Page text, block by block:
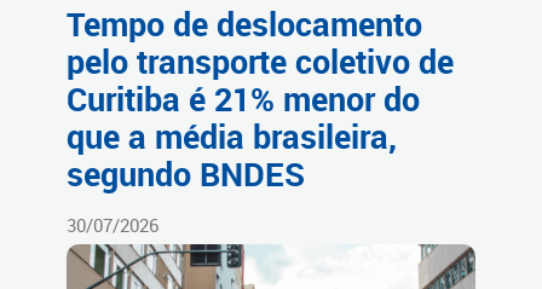
Tempo de deslocamento
pelo transporte coletivo de
Curitiba é 21% menor do
que a média brasileira,
segundo BNDES
30/07/2026